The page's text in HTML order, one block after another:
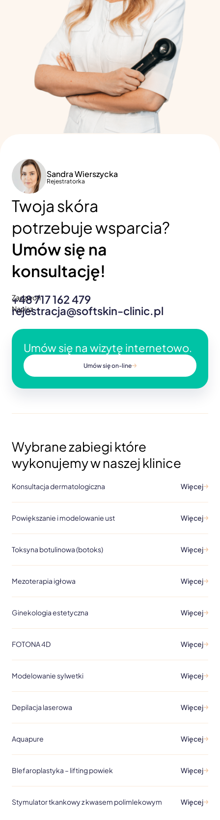
Sandra Wierszycka
Rejestratorka
Twoja skóra
potrzebuje wsparcia?
Umów się na
konsultację!
Zadzwoń
+48 717 162 479
Napisz
rejestracja@softskin-clinic.pl
Umów się na wizytę internetowo.
Umów się on-line
Wybrane zabiegi które
wykonujemy w naszej klinice
Konsultacja dermatologiczna Więcej
Powiększanie i modelowanie ust Więcej
Toksyna botulinowa (botoks) Więcej
Mezoterapia igłowa Więcej
Ginekologia estetyczna Więcej
FOTONA 4D Więcej
Modelowanie sylwetki Więcej
Depilacja laserowa Więcej
Aquapure Więcej
Blefaroplastyka – lifting powiek Więcej
Stymulator tkankowy z kwasem polimlekowym Więcej